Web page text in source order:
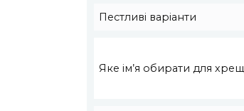
Пестливі варіанти
Яке ім’я обирати для